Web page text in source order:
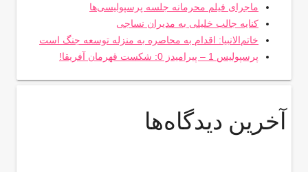
ماجرای فیلم محرمانه جلسه پرسپولیسی‌ها
کنایه جالب خلیلی به مدیران نساجی
خاتم‌الانبیا: اقدام به محاصره به منزله توسعه جنگ است
پرسپولیس 1 – پیرامیدز 0: شکست قهرمان آفریقا!
آخرین دیدگاه‌ها